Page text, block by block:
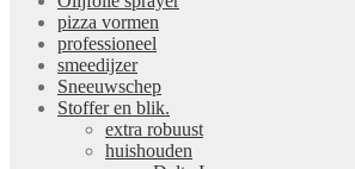
pizza vormen
professioneel
smeedijzer
Sneeuwschep
Stoffer en blik.
extra robuust
huishouden